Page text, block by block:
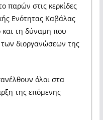
παρών στις κερκίδες
Ενότητας Καβάλας
και τη δύναμη που
των διοργανώσεων της
όλοι στα
της επόμενης